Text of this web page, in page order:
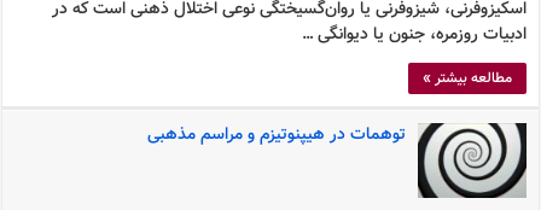
اسکیزوفرنی، شیزوفرنی یا روان‌گسیختگی نوعی اختلال ذهنی است که در
ادبیات روزمره، جنون یا دیوانگی …
مطالعه بیشتر »
توهمات در هیپنوتیزم و مراسم مذهبی